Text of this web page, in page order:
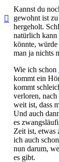
Kannst du
gewohnt ist
hergeholt.
natürlich kann
könnte,
man ja nichts
Wie ich schon
kommt ein
kommt
verloren, nach
weit ist, dass
Und auch
es
Zeit ist, etwas
ich auch schon
nun darum,
es gibt.